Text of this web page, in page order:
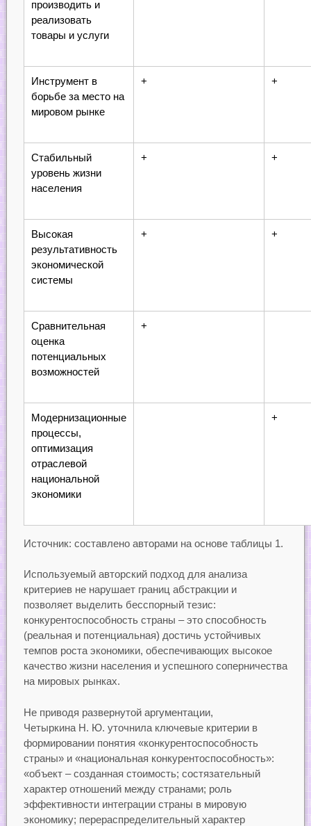
производить и
реализовать
товары и услуги
Инструмент в
борьбе за место на
мировом рынке
+ +
Стабильный
уровень жизни
населения
+ +
Высокая
результативность
экономической
системы
+ +
Сравнительная
оценка
потенциальных
возможностей
+
Модернизационные
процессы,
оптимизация
отраслевой
национальной
экономики
+
Источник: составлено авторами на основе таблицы 1.
Используемый авторский подход для анализа
критериев не нарушает границ абстракции и
позволяет выделить бесспорный тезис:
конкурентоспособность страны – это способность
(реальная и потенциальная) достичь устойчивых
темпов роста экономики, обеспечивающих высокое
качество жизни населения и успешного соперничества
на мировых рынках.
Не приводя развернутой аргументации,
Четыркина Н. Ю. уточнила ключевые критерии в
формировании понятия «конкурентоспособность
страны» и «национальная конкурентоспособность»:
«объект – созданная стоимость; состязательный
характер отношений между странами; роль
эффективности интеграции страны в мировую
экономику; перераспределительный характер